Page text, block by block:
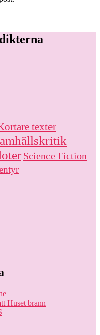
texter
Science Fiction
Huset brann